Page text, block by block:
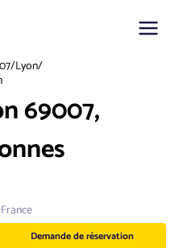
/Lyon/
69007,
Demande de réservation